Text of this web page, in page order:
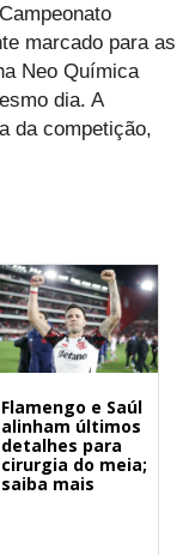
marcado para as
Neo Química
dia. A
da competição,
Flamengo e Saúl
alinham últimos
detalhes para
cirurgia do meia;
saiba mais